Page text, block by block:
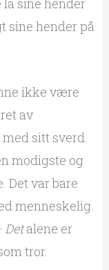
sine hender
sine hender på
ikke være
av
sitt sverd.
modigste og
Det var bare
menneskelig
Detalene er
tror.